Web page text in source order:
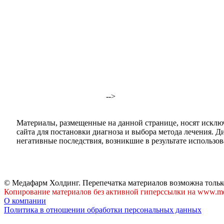
-->
Материалы, размещенные на данной странице, носят
сайта для постановки диагноза и выбора метода лечения.
негативные последствия, возникшие в результате
© Медафарм Холдинг. Перепечатка материалов возможна
Копирование материалов без активной гиперссылки на
О компании
Политика в отношении обработки персональных данных